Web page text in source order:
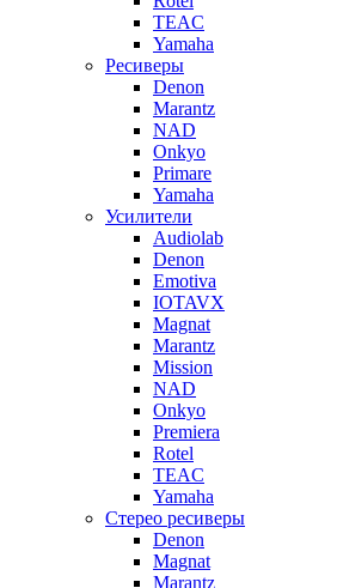
TEAC
Yamaha
Ресиверы
Denon
Marantz
NAD
Onkyo
Primare
Yamaha
Усилители
Audiolab
Denon
Emotiva
IOTAVX
Magnat
Marantz
Mission
NAD
Onkyo
Premiera
Rotel
TEAC
Yamaha
Стерео ресиверы
Denon
Magnat
Marantz